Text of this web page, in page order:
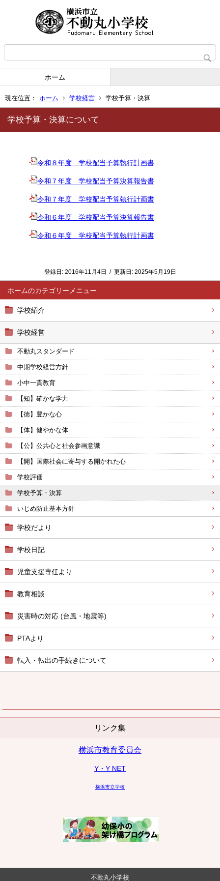
ホーム
現在位置： ホーム 学校経営 学校予算・決算
ホーム
学校紹介
学校経営
不動丸スタンダード
中期学校経営方針
小中一貫教育
【知】確かな学力
【徳】豊かな心
【体】健やかな体
【公】公共心と社会参画意識
【開】国際社会に寄与する開かれた心
学校評価
学校予算・決算
いじめ防止基本方針
学校だより
学校日記
児童支援専任より
教育相談
災害時の対応 (台風・地震等)
PTAより
転入・転出の手続きについて
リンク集
横浜市教育委員会
Y・Y NET
横浜市立学校
学校予算・決算について
令和８年度 学校配当予算執行計画書
令和７年度 学校配当予算決算報告書
令和７年度 学校配当予算執行計画書
令和６年度 学校配当予算決算報告書
令和６年度 学校配当予算執行計画書
登録日: 2016年11月4日 / 更新日: 2025年5月19日
不動丸小学校